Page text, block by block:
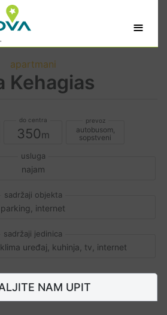
≡
apartmani
Kehagias
350
autobusom,
sopstveni
najam
parking, internet
uređaj, kuhinja, tv, internet
NAM UPIT